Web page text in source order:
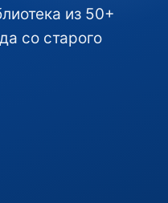
из 50+
со старого